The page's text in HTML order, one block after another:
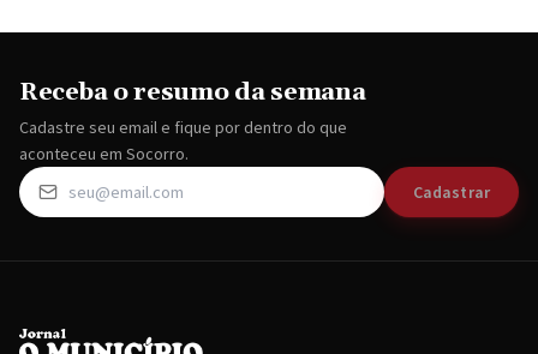
Receba o resumo da semana
Cadastre seu email e fique por dentro do que
aconteceu em Socorro.
Cadastrar